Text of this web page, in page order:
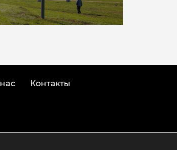
Контакты